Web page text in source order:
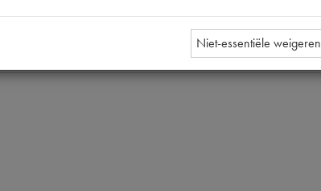
Niet-essentiële weigeren